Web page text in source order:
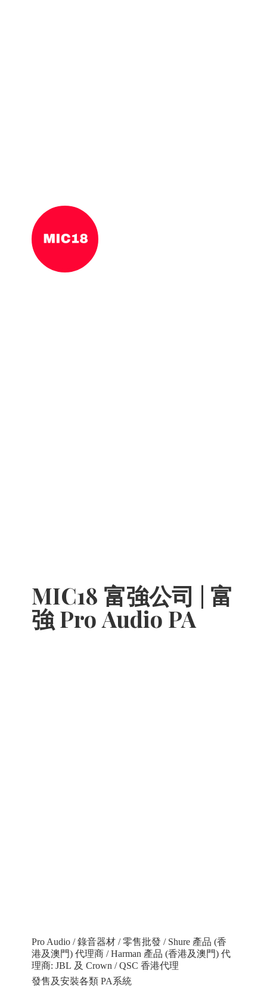
MIC18 富強公司 | 富
強 Pro Audio PA
Pro Audio / 錄音器材 / 零售批發 / Shure 產品 (香
港及澳門) 代理商 / Harman 產品 (香港及澳門) 代
理商: JBL 及 Crown / QSC 香港代理
發售及安裝各類 PA系統